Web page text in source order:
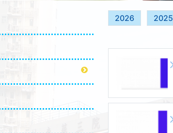
2026 2025